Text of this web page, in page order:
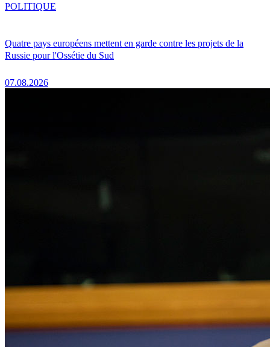
Quatre pays européens mettent en garde contre les projets de la
Russie pour l'Ossétie du Sud
07.08.2026
POLITIQUE